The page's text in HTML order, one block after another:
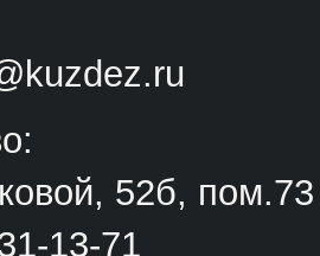
52б, пом.73
13-71